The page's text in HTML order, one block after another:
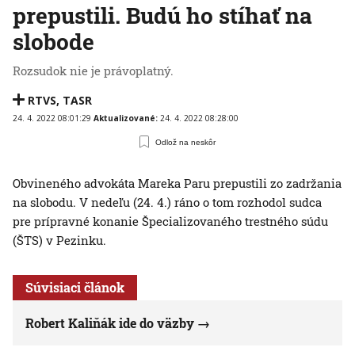
prepustili. Budú ho stíhať na
slobode
Rozsudok nie je právoplatný.
RTVS, TASR
24. 4. 2022 08:01:29 Aktualizované: 24. 4. 2022 08:28:00
Odlož na neskôr
Obvineného advokáta Mareka Paru prepustili zo zadržania
na slobodu. V nedeľu (24. 4.) ráno o tom rozhodol sudca
pre prípravné konanie Špecializovaného trestného súdu
(ŠTS) v Pezinku.
Súvisiaci článok
Robert Kaliňák ide do väzby